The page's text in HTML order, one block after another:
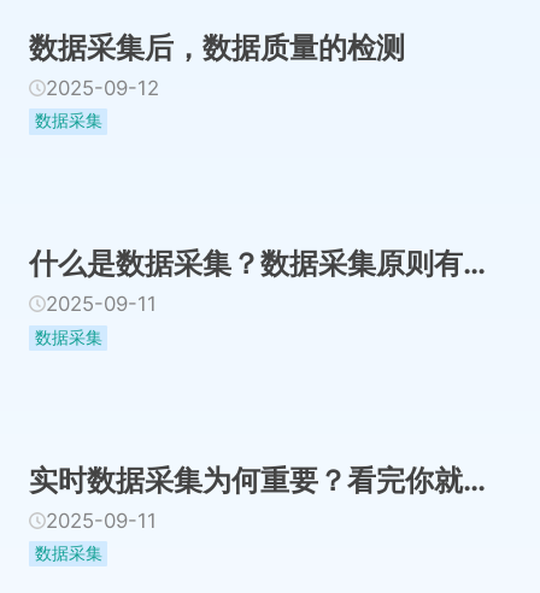
数据采集后，数据质量的检测
2025-09-12
数据采集
什么是数据采集？数据采集原则有哪些？
2025-09-11
数据采集
实时数据采集为何重要？看完你就懂了！
2025-09-11
数据采集